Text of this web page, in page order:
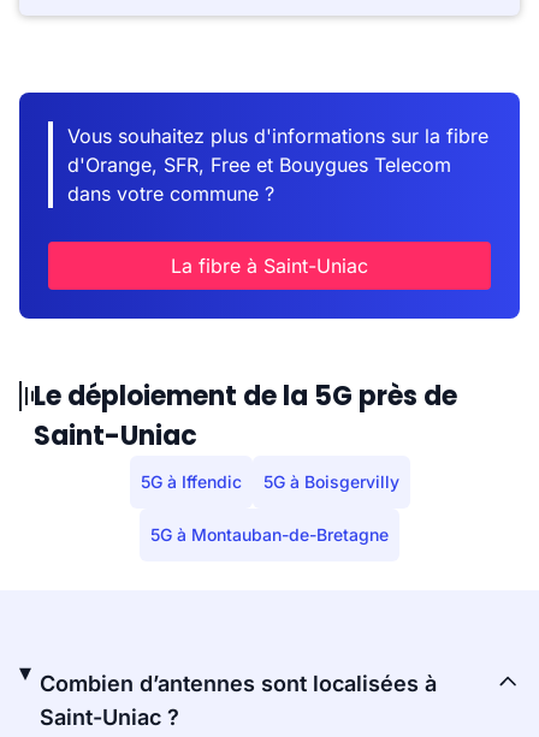
Vous souhaitez plus d'informations sur la fibre
d'Orange, SFR, Free et Bouygues Telecom
dans votre commune ?
La fibre à Saint-Uniac
Le déploiement de la 5G près de
Saint-Uniac
5G à Iffendic 5G à Boisgervilly
5G à Montauban-de-Bretagne
Combien d’antennes sont localisées à
Saint-Uniac ?